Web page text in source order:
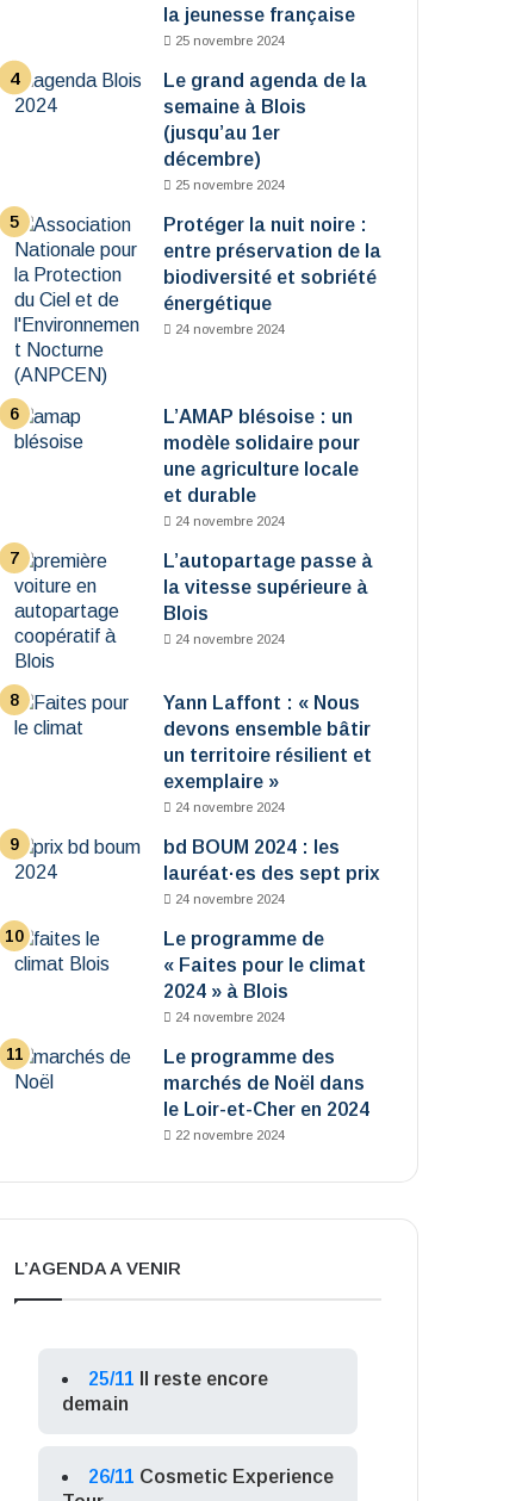
la jeunesse française
25 novembre 2024
Le grand agenda de la
semaine à Blois
(jusqu’au 1er
décembre)
25 novembre 2024
Protéger la nuit noire :
entre préservation de la
biodiversité et sobriété
énergétique
24 novembre 2024
L’AMAP blésoise : un
modèle solidaire pour
une agriculture locale
et durable
24 novembre 2024
L’autopartage passe à
la vitesse supérieure à
Blois
24 novembre 2024
Yann Laffont : « Nous
devons ensemble bâtir
un territoire résilient et
exemplaire »
24 novembre 2024
bd BOUM 2024 : les
lauréat·es des sept prix
24 novembre 2024
Le programme de
« Faites pour le climat
2024 » à Blois
24 novembre 2024
Le programme des
marchés de Noël dans
le Loir-et-Cher en 2024
22 novembre 2024
L’AGENDA A VENIR
25/11
Il reste encore
demain
26/11 Cosmetic Experience